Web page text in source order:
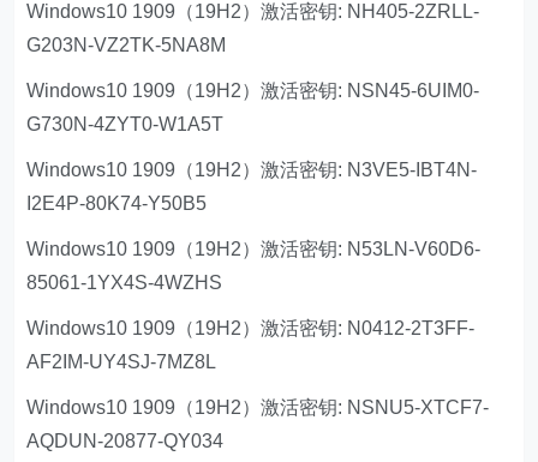
Windows10 1909（19H2）激活密钥: NH405-2ZRLL-
G203N-VZ2TK-5NA8M
Windows10 1909（19H2）激活密钥: NSN45-6UIM0-
G730N-4ZYT0-W1A5T
Windows10 1909（19H2）激活密钥: N3VE5-IBT4N-
I2E4P-80K74-Y50B5
Windows10 1909（19H2）激活密钥: N53LN-V60D6-
85061-1YX4S-4WZHS
Windows10 1909（19H2）激活密钥: N0412-2T3FF-
AF2IM-UY4SJ-7MZ8L
Windows10 1909（19H2）激活密钥: NSNU5-XTCF7-
AQDUN-20877-QY034